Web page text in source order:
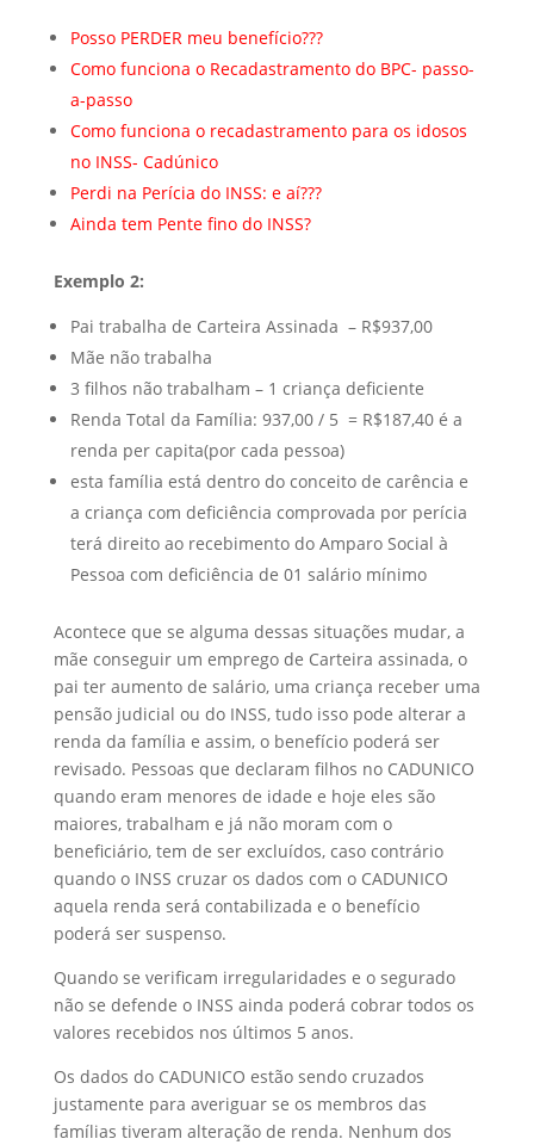
Posso PERDER meu benefício???
Como funciona o Recadastramento do BPC- passo-
a-passo
Como funciona o recadastramento para os idosos
no INSS- Cadúnico
Perdi na Perícia do INSS: e aí???
Ainda tem Pente fino do INSS?
Exemplo 2:
Pai trabalha de Carteira Assinada – R$937,00
Mãe não trabalha
3 filhos não trabalham – 1 criança deficiente
Renda Total da Família: 937,00 / 5 = R$187,40 é a
renda per capita(por cada pessoa)
esta família está dentro do conceito de carência e
a criança com deficiência comprovada por perícia
terá direito ao recebimento do Amparo Social à
Pessoa com deficiência de 01 salário mínimo
Acontece que se alguma dessas situações mudar, a
mãe conseguir um emprego de Carteira assinada, o
pai ter aumento de salário, uma criança receber uma
pensão judicial ou do INSS, tudo isso pode alterar a
renda da família e assim, o benefício poderá ser
revisado. Pessoas que declaram filhos no CADUNICO
quando eram menores de idade e hoje eles são
maiores, trabalham e já não moram com o
beneficiário, tem de ser excluídos, caso contrário
quando o INSS cruzar os dados com o CADUNICO
aquela renda será contabilizada e o benefício
poderá ser suspenso.
Quando se verificam irregularidades e o segurado
não se defende o INSS ainda poderá cobrar todos os
valores recebidos nos últimos 5 anos.
Os dados do CADUNICO estão sendo cruzados
justamente para averiguar se os membros das
famílias tiveram alteração de renda. Nenhum dos